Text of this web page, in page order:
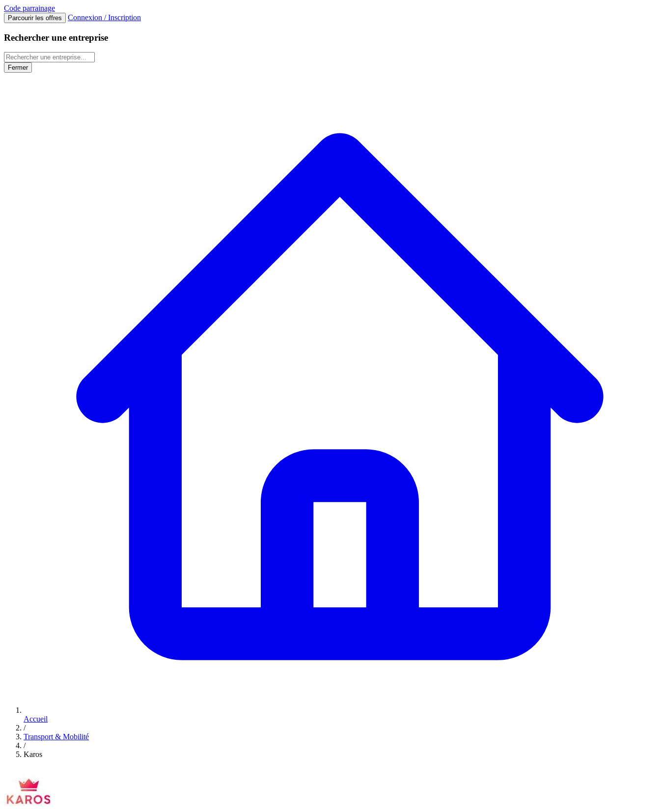
Code parrainage
Parcourir les offres Connexion / Inscription
Rechercher une entreprise
Fermer
Accueil
/
Transport & Mobilité
/
Karos